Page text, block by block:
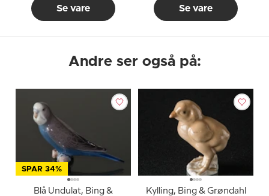
Se vare Se vare
Andre ser også på:
SPAR 34%
Blå Undulat, Bing &
Kylling, Bing & Grøndahl